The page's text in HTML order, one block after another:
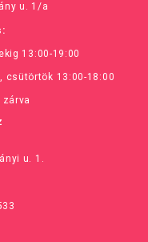
u. 1/a
13:00-19:00
csütörtök 13:00-18:00
u. 1.